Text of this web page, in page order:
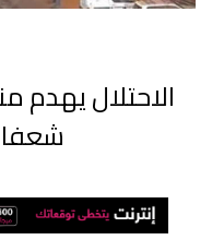
الاحتلال يهدم